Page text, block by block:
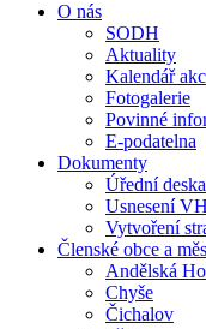
O nás
SODH
Aktuality
Kalendář
Fotogalerie
Povinné
E-podatelna
Dokumenty
Úřední deska
Usnesení VH
Vytvoření
Členské obce a
Andělská
Chyše
Čichalov